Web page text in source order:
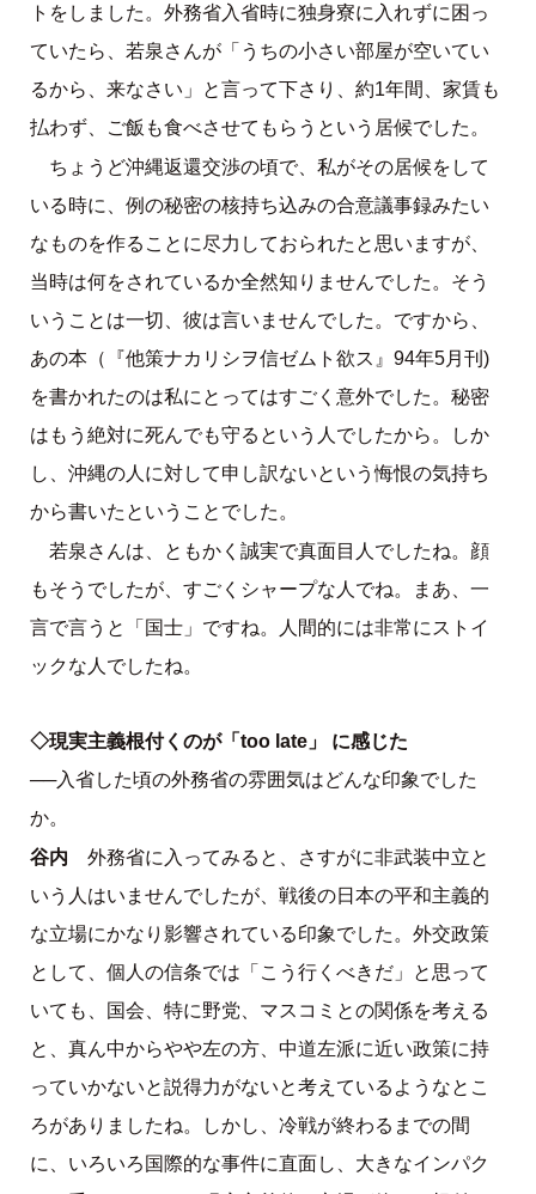
トをしました。外務省入省時に独身寮に入れずに困っ
ていたら、若泉さんが「うちの小さい部屋が空いてい
るから、来なさい」と言って下さり、約1年間、家賃も
払わず、ご飯も食べさせてもらうという居候でした。
ちょうど沖縄返還交渉の頃で、私がその居候をして
いる時に、例の秘密の核持ち込みの合意議事録みたい
なものを作ることに尽力しておられたと思いますが、
当時は何をされているか全然知りませんでした。そう
いうことは一切、彼は言いませんでした。ですから、
あの本（『他策ナカリシヲ信ゼムト欲ス』94年5月刊)
を書かれたのは私にとってはすごく意外でした。秘密
はもう絶対に死んでも守るという人でしたから。しか
し、沖縄の人に対して申し訳ないという悔恨の気持ち
から書いたということでした。
若泉さんは、ともかく誠実で真面目人でしたね。顔
もそうでしたが、すごくシャープな人でね。まあ、一
言で言うと「国士」ですね。人間的には非常にストイ
ックな人でしたね。
◇現実主義根付くのが「too late」 に感じた
──入省した頃の外務省の雰囲気はどんな印象でした
か。
谷内 外務省に入ってみると、さすがに非武装中立と
いう人はいませんでしたが、戦後の日本の平和主義的
な立場にかなり影響されている印象でした。外交政策
として、個人の信条では「こう行くべきだ」と思って
いても、国会、特に野党、マスコミとの関係を考える
と、真ん中からやや左の方、中道左派に近い政策に持
っていかないと説得力がないと考えているようなとこ
ろがありましたね。しかし、冷戦が終わるまでの間
に、いろいろ国際的な事件に直面し、大きなインパク